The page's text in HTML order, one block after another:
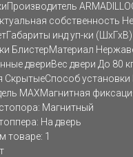
собственность
инд уп-ки
БлистерМатериал
двериВес двери До 80
СкрытыеСпособ установки
MAXМагнитная
Магнитный
На дверь
товаре: 1